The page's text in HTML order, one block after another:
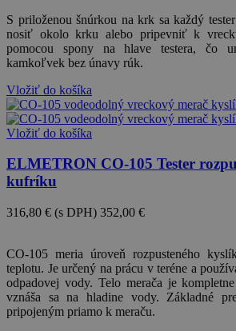
S priloženou šnúrkou na krk sa každý
nosiť okolo krku alebo pripevniť k
pomocou spony na hlave testera, čo
kamkoľvek bez únavy rúk.
Vložiť do košíka
Vložiť do košíka
ELMETRON CO-105 Tester
kufríku
316,80 € (s DPH) 352,00 €
CO-105 meria úroveň rozpusteného
teplotu. Je určený na prácu v teréne a
odpadovej vody. Telo merača je
vznáša sa na hladine vody. Základné
pripojeným priamo k meraču.